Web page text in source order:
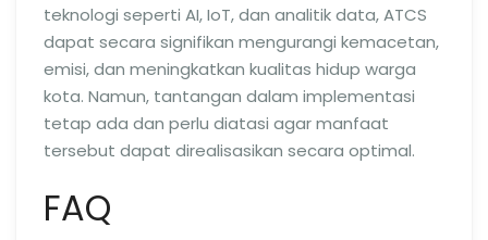
teknologi seperti AI, IoT, dan analitik data, ATCS
dapat secara signifikan mengurangi kemacetan,
emisi, dan meningkatkan kualitas hidup warga
kota. Namun, tantangan dalam implementasi
tetap ada dan perlu diatasi agar manfaat
tersebut dapat direalisasikan secara optimal.
FAQ